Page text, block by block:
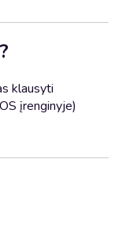
klausyti
įrenginyje)